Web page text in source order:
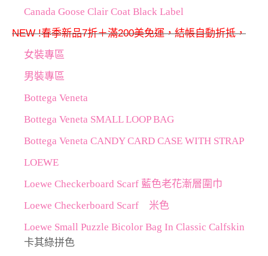
Canada Goose Clair Coat Black Label
NEW !春季新品7折＋滿200美免運，結帳自動折抵，
女裝專區
男裝專區
Bottega Veneta
Bottega Veneta SMALL LOOP BAG
Bottega Veneta CANDY CARD CASE WITH STRAP
LOEWE
Loewe Checkerboard Scarf 藍色老花漸層圍巾
Loewe Checkerboard Scarf 米色
Loewe Small Puzzle Bicolor Bag In Classic Calfskin
卡其綠拼色